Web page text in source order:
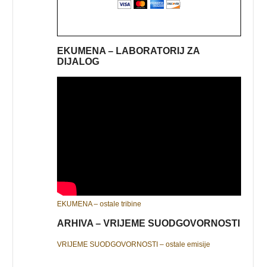
EKUMENA – LABORATORIJ ZA
DIJALOG
EKUMENA – ostale tribine
ARHIVA – VRIJEME SUODGOVORNOSTI
VRIJEME SUODGOVORNOSTI – ostale emisije